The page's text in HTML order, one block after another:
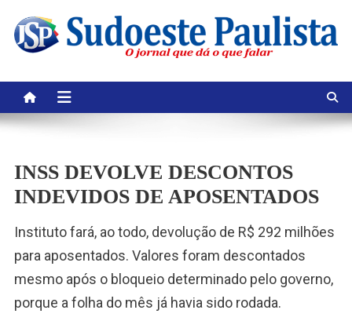
content
INSS DEVOLVE DESCONTOS
INDEVIDOS DE APOSENTADOS
Instituto fará, ao todo, devolução de R$ 292 milhões
para aposentados. Valores foram descontados
mesmo após o bloqueio determinado pelo governo,
porque a folha do mês já havia sido rodada.